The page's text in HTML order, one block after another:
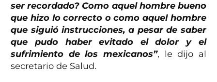
ser recordado? Como aquel hombre bueno
que hizo lo correcto o como aquel hombre
que siguió instrucciones, a pesar de saber
que pudo haber evitado el dolor y el
sufrimiento de los mexicanos”, le dijo al
secretario de Salud.